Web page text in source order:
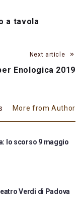
a tavola
Next article
Enologica 2019
More from Author
lo scorso 9 maggio
Verdi di Padova